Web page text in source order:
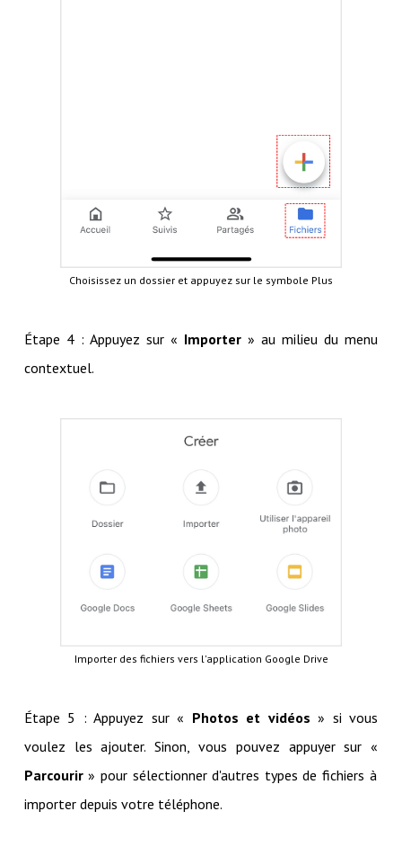
Choisissez un dossier et appuyez sur le symbole Plus
Étape 4 : Appuyez sur « Importer » au milieu du menu
contextuel.
Importer des fichiers vers l'application Google Drive
Étape 5 : Appuyez sur « Photos et vidéos » si vous
voulez les ajouter. Sinon, vous pouvez appuyer sur «
Parcourir» pour sélectionner d'autres types de fichiers à
importer depuis votre téléphone.